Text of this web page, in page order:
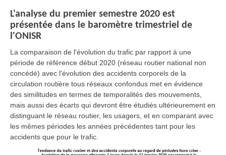
L'analyse du premier semestre 2020 est
présentée dans le baromètre trimestriel de
l'ONISR
La comparaison de l'évolution du trafic par rapport à une
période de référence début 2020 (réseau routier national non
concédé) avec l'évolution des accidents corporels de la
circulation routière tous réseaux confondus met en évidence
des similitudes en termes de temporalités des mouvements,
mais aussi des écarts qui devront être étudiés ultérieurement en
distinguant le réseau routier, les usagers, et en comparant avec
les mêmes périodes les années précédentes tant pour les
accidents que pour le trafic.